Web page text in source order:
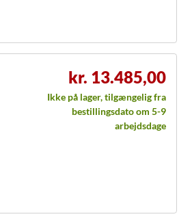
kr. 13.485,00
Ikke på lager, tilgængelig fra
bestillingsdato om 5-9
arbejdsdage